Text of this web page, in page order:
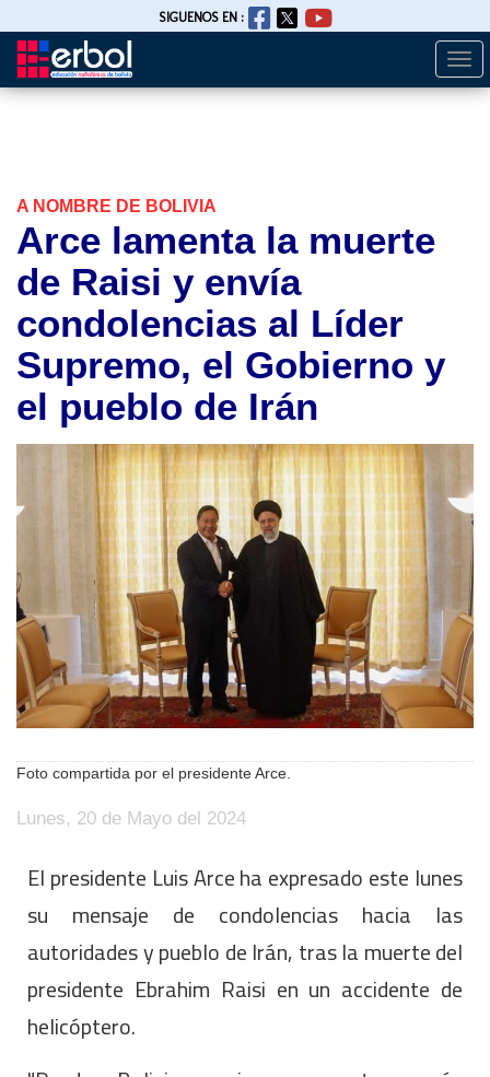
Pasar
SIGUENOS EN :
A NOMBRE DE BOLIVIA
Arce lamenta la muerte
de Raisi y envía
condolencias al Líder
Supremo, el Gobierno y
el pueblo de Irán
Foto compartida por el presidente Arce.
Lunes, 20 de Mayo del 2024
El presidente Luis Arce ha expresado este lunes
su mensaje de condolencias hacia las
autoridades y pueblo de Irán, tras la muerte del
presidente Ebrahim Raisi en un accidente de
helicóptero.